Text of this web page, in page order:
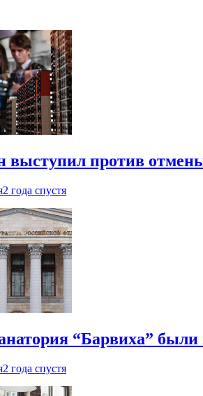
против отмены
2 года спустя
“Барвиха”
2 года спустя